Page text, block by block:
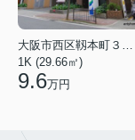
大阪市西区靱本町３丁目
1K (29.66㎡)
9.6万円